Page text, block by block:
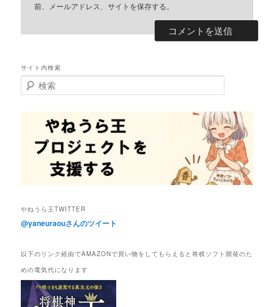
前、メールアドレス、サイトを保存する。
サイト内検索
検
索
やねうら王TWITTER
@yaneuraouさんのツイート
以下のリンク経由でAMAZONで買い物をしてもらえると将棋ソフト開発のた
めの電気代になります